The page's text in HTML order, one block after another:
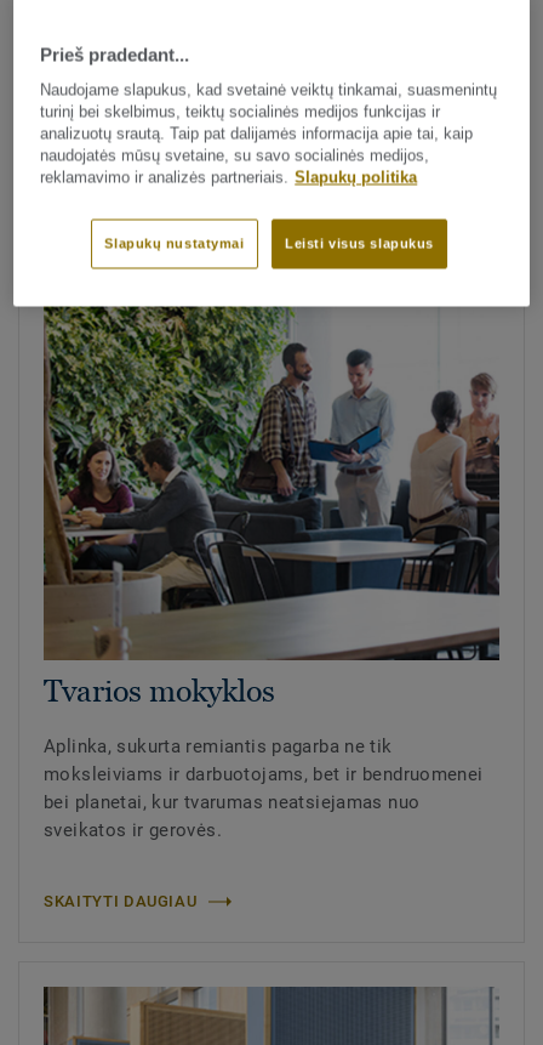
projektavimas
Tvarios mokyklos
Aplinka, sukurta remiantis pagarba ne tik
moksleiviams ir darbuotojams, bet ir bendruomenei
bei planetai, kur tvarumas neatsiejamas nuo
sveikatos ir gerovės.
SKAITYTI DAUGIAU
Prieš pradedant...
Naudojame slapukus, kad svetainė veiktų tinkamai, suasmenintų
turinį bei skelbimus, teiktų socialinės medijos funkcijas ir
analizuotų srautą. Taip pat dalijamės informacija apie tai, kaip
naudojatės mūsų svetaine, su savo socialinės medijos,
reklamavimo ir analizės partneriais. Slapukų politika
Leisti visus slapukus
Slapukų nustatymai